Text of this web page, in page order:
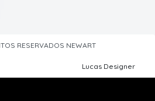
RESERVADOS NEWART
Lucas Designer